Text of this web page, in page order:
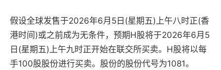
假设全球发售于2026年6月5日(星期五)上午八时正(香
港时间)或之前成为无条件，预期H股将于2026年6月5
日(星期五)上午九时正开始在联交所买卖。H股将以每
手100股股份进行买卖。股份的股份代号为1081。